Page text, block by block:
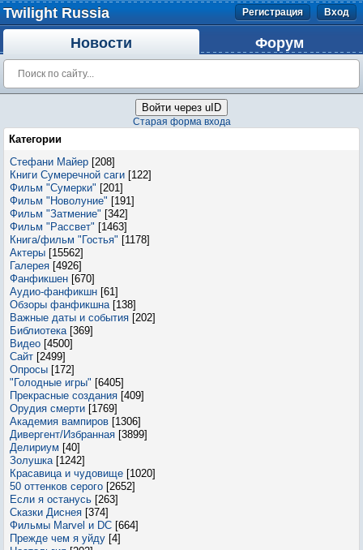
Twilight Russia Регистрация Вход
Новости Форум
Войти через uID
Старая форма входа
Категории
Стефани Майер [208]
Книги Сумеречной саги [122]
Фильм "Сумерки" [201]
Фильм "Новолуние" [191]
Фильм "Затмение" [342]
Фильм "Рассвет" [1463]
Книга/фильм "Гостья" [1178]
Актеры [15562]
Галерея [4926]
Фанфикшен [670]
Аудио-фанфикшн [61]
Обзоры фанфикшна [138]
Важные даты и события [202]
Библиотека [369]
Видео [4500]
Сайт [2499]
Опросы [172]
"Голодные игры" [6405]
Прекрасные создания [409]
Орудия смерти [1769]
Академия вампиров [1306]
Дивергент/Избранная [3899]
Делириум [40]
Золушка [1242]
Красавица и чудовище [1020]
50 оттенков серого [2652]
Если я останусь [263]
Сказки Диснея [374]
Фильмы Marvel и DC [664]
Прежде чем я уйду [4]